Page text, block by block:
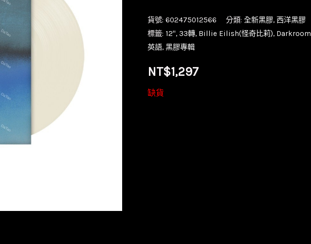
貨號:602475012566 分類:全新黑膠,西洋黑膠
標籤: 12'',33轉, Billie Eilish(怪奇比莉), Darkroom
英語,黑膠專輯
NT$1,297
缺貨